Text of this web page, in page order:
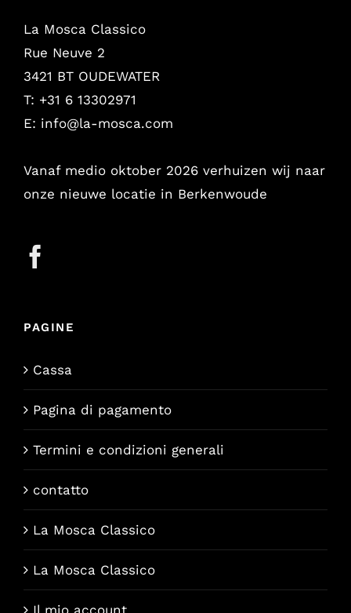
La Mosca Classico
Rue Neuve 2
3421 BT OUDEWATER
T: +31 6 13302971
E: info@la-mosca.com
Vanaf medio oktober 2026 verhuizen wij naar
onze nieuwe locatie in Berkenwoude
PAGINE
Cassa
Pagina di pagamento
Termini e condizioni generali
contatto
La Mosca Classico
La Mosca Classico
Il mio account